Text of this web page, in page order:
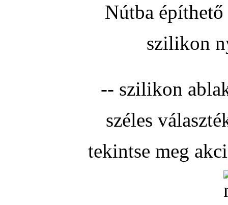
Nútba
szilikon
-- szilikon
széles
tekintse meg